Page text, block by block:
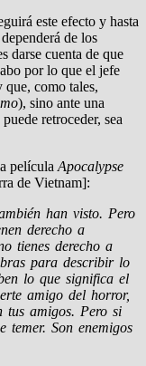
este efecto y hasta
de los
darse cuenta de que
por lo que el jefe
como tales,
), sino ante una
retroceder, sea
películaApocalypse
de Vietnam]:
han visto. Pero
derecho a
tienes derecho a
para describir lo
lo que significa el
amigo del horror,
amigos. Pero si
temer. Son enemigos